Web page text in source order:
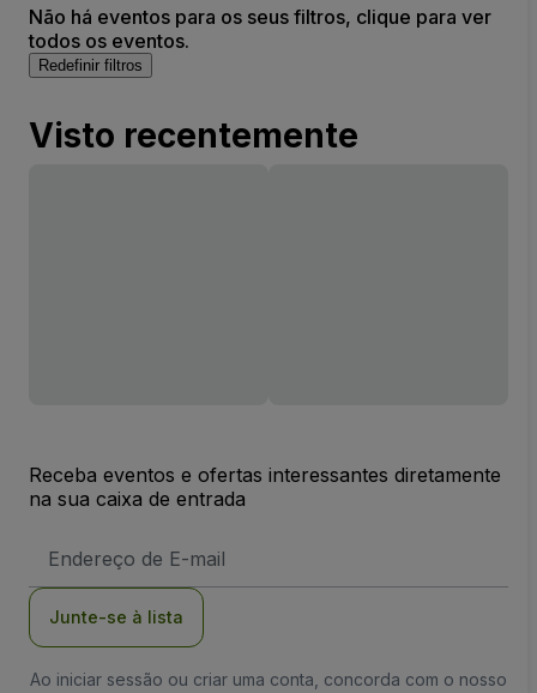
Não há eventos para os seus filtros, clique para ver
todos os eventos.
Redefinir filtros
Visto recentemente
Receba eventos e ofertas interessantes diretamente
na sua caixa de entrada
de
Junte-se à lista
Ao iniciar sessão ou criar uma conta, concorda com o nosso